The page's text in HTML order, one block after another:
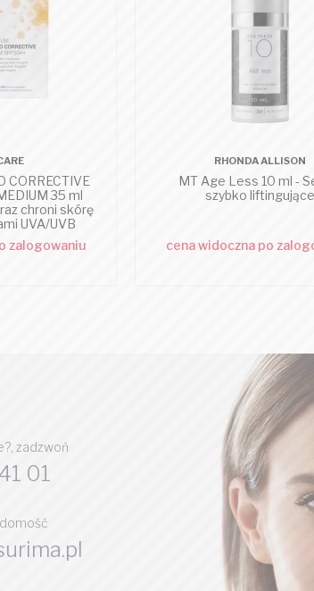
CORRECTIVE
35 ml
chroni skórę
UVA/UVB
zalogowaniu
RHONDA ALLISON
MT Age Less 10 ml -
szybko liftingujące
cena widoczna po
zadzwoń
01